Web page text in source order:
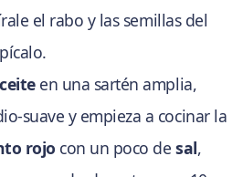
el rabo y las semillas del
en una sartén amplia,
suave y empieza a cocinar la
rojo con un poco desal,